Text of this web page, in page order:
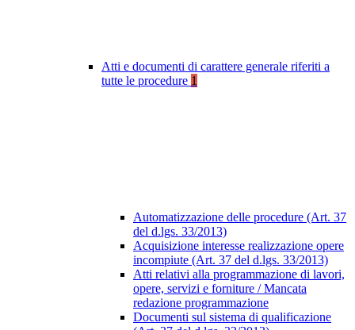
Atti e documenti di carattere generale riferiti a
tutte le procedure 1
Automatizzazione delle procedure (Art. 37
del d.lgs. 33/2013)
Acquisizione interesse realizzazione opere
incompiute (Art. 37 del d.lgs. 33/2013)
Atti relativi alla programmazione di lavori,
opere, servizi e forniture / Mancata
redazione programmazione
Documenti sul sistema di qualificazione